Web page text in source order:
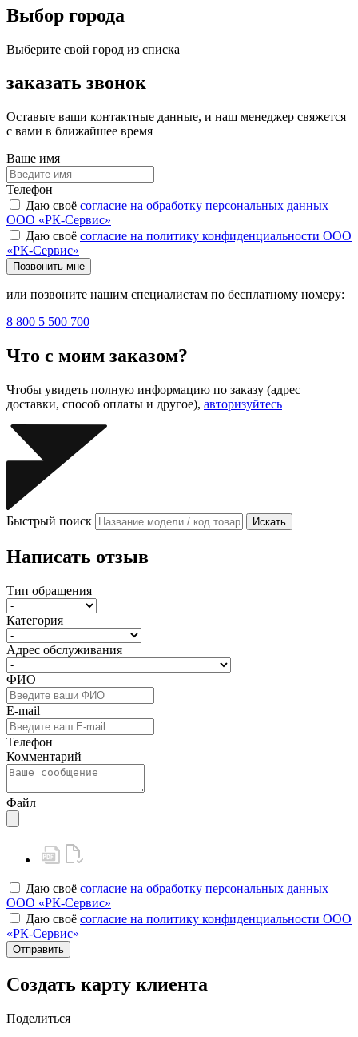
Выбор города
Выберите свой город из списка
заказать звонок
Оставьте ваши контактные данные, и наш менеджер свяжется
с вами в ближайшее время
Ваше имя
Телефон
Даю своё согласие на обработку персональных данных
ООО «РК-Сервис»
Даю своё согласие на политику конфиденциальности ООО
«РК-Сервис»
Позвонить мне
или позвоните нашим специалистам по бесплатному номеру:
8 800 5 500 700
Что с моим заказом?
Чтобы увидеть полную информацию по заказу (адрес
доставки, способ оплаты и другое), авторизуйтесь
Быстрый поиск Искать
Написать отзыв
Тип обращения
Категория
Адрес обслуживания
ФИО
E-mail
Телефон
Комментарий
Файл
Даю своё согласие на обработку персональных данных
ООО «РК-Сервис»
Даю своё согласие на политику конфиденциальности ООО
«РК-Сервис»
Отправить
Создать карту клиента
Поделиться